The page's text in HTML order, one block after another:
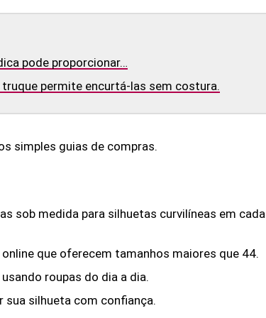
pode proporcionar…
permite encurtá-las sem costura.
simples guias de compras.
sob medida para silhuetas curvilíneas em cada
que oferecem tamanhos maiores que 44.
roupas do dia a dia.
sua silhueta com confiança.